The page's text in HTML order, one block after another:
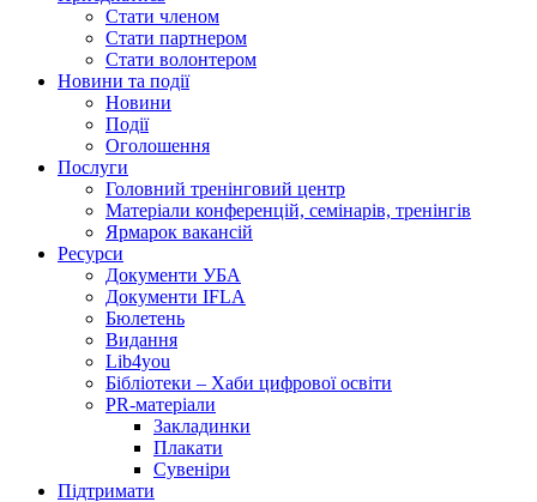
Стати членом
Стати партнером
Стати волонтером
Новини та події
Новини
Події
Оголошення
Послуги
Головний тренінговий центр
Матеріали конференцій, семінарів, тренінгів
Ярмарок вакансій
Ресурси
Документи УБА
Документи IFLA
Бюлетень
Видання
Lib4you
Бібліотеки – Хаби цифрової освіти
PR-матеріали
Закладинки
Плакати
Сувеніри
Підтримати